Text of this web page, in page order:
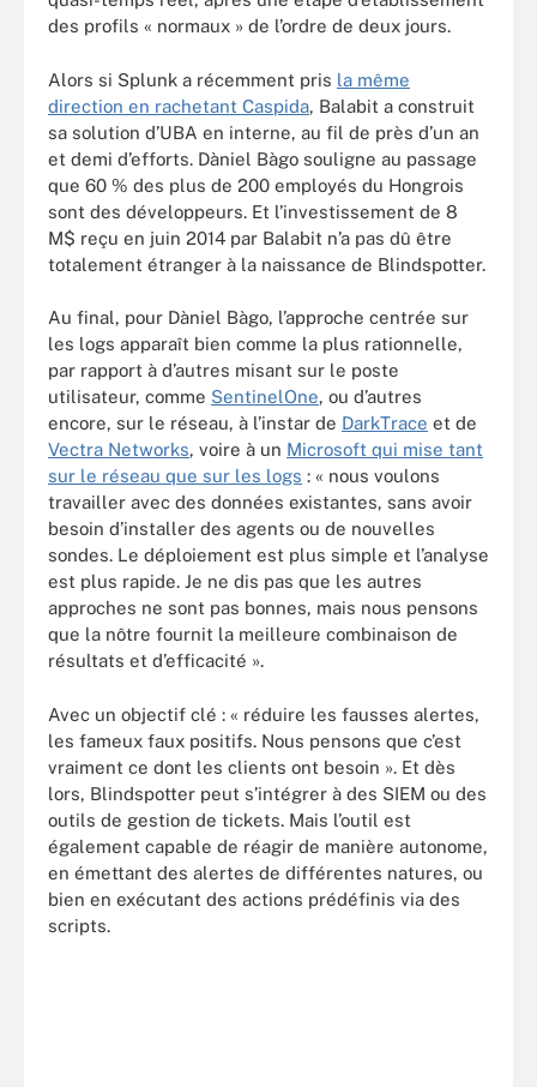
des profils « normaux » de l’ordre de deux jours.
Alors si Splunk a récemment pris la même
direction en rachetant Caspida, Balabit a construit
sa solution d’UBA en interne, au fil de près d’un an
et demi d’efforts. Dàniel Bàgo souligne au passage
que 60 % des plus de 200 employés du Hongrois
sont des développeurs. Et l’investissement de 8
M$ reçu en juin 2014 par Balabit n’a pas dû être
totalement étranger à la naissance de Blindspotter.
Au final, pour Dàniel Bàgo, l’approche centrée sur
les logs apparaît bien comme la plus rationnelle,
par rapport à d’autres misant sur le poste
utilisateur, comme SentinelOne, ou d’autres
encore, sur le réseau, à l’instar de DarkTrace et de
Vectra Networks, voire à un Microsoft qui mise tant
sur le réseau que sur les logs : « nous voulons
travailler avec des données existantes, sans avoir
besoin d’installer des agents ou de nouvelles
sondes. Le déploiement est plus simple et l’analyse
est plus rapide. Je ne dis pas que les autres
approches ne sont pas bonnes, mais nous pensons
que la nôtre fournit la meilleure combinaison de
résultats et d’efficacité ».
Avec un objectif clé : « réduire les fausses alertes,
les fameux faux positifs. Nous pensons que c’est
vraiment ce dont les clients ont besoin ». Et dès
lors, Blindspotter peut s’intégrer à des SIEM ou des
outils de gestion de tickets. Mais l’outil est
également capable de réagir de manière autonome,
en émettant des alertes de différentes natures, ou
bien en exécutant des actions prédéfinis via des
scripts.